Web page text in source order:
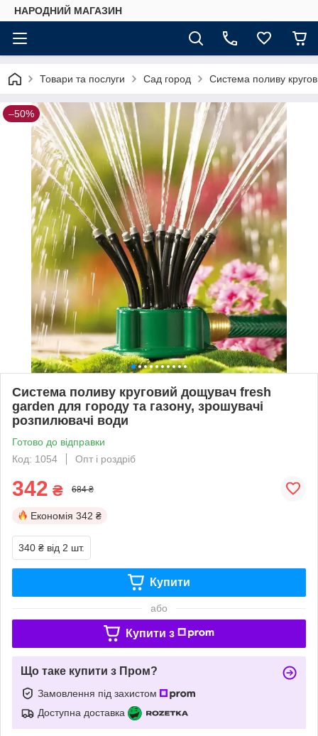
НАРОДНИЙ МАГАЗИН
Товари та послуги Сад город Система поливу
–50%
Система поливу круговий дощувач fresh
garden для городу та газону, зрошувачі
розпилювачі води
Готово до відправки
Код: 1054
Опт і роздріб
342 ₴ 684 ₴
Економія 342 ₴
340 ₴ від 2 шт.
Купити
або
Купити з
Що таке купити з Пром?
Замовлення під захистом
Доступна доставка